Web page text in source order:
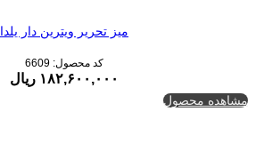
میز تحریر ویترین دار یلدا
کد محصول: 6609
۱۸۲,۶۰۰,۰۰۰ ریال
مشاهده محصول